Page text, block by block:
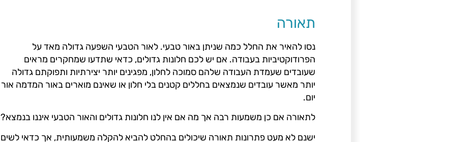
תאורה
נסו להאיר את החלל כמה שניתן באור טבעי. לאור הטבעי השפעה גדולה מאד על
הפרודוקטיביות בעבודה. אם יש לכם חלונות גדולים, כדאי שתדעו שמחקרים מראים
שעובדים שעמדת העבודה שלהם סמוכה לחלון, מפגינים יותר יצירתיות ותפוקתם גדולה
יותר מאשר עובדים שנמצאים בחללים קטנים בלי חלון או שאינם מוארים באור המדמה אור
יום.
לתאורה אם כן משמעות רבה אך מה אם אין לנו חלונות גדולים והאור הטבעי איננו בנמצא?
ישנם לא מעט פתרונות תאורה שיכולים בהחלט להביא להקלה משמעותית, אך כדאי לשים